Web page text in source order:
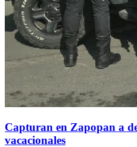
Capturan en Zapopan a
vacacionales